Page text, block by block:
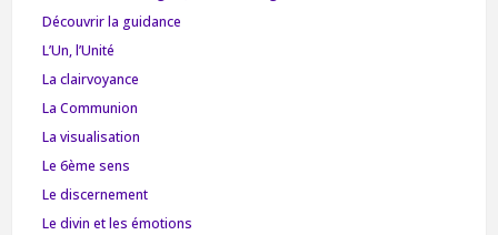
Découvrir la guidance
L’Un, l’Unité
La clairvoyance
La Communion
La visualisation
Le 6ème sens
Le discernement
Le divin et les émotions